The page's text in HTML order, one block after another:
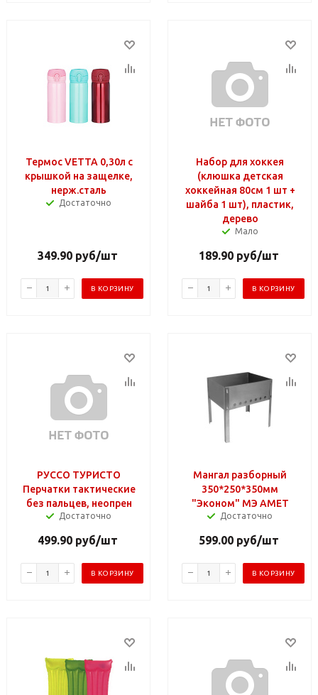
Термос VETTA 0,30л с
крышкой на защелке,
нерж.сталь
Достаточно
349.90руб/шт
В КОРЗИНУ
Набор для хоккея
(клюшка детская
хоккейная 80см 1 шт +
шайба 1 шт), пластик,
дерево
Мало
189.90руб/шт
В КОРЗИНУ
РУССО ТУРИСТО
Перчатки тактические
без пальцев, неопрен
Достаточно
499.90руб/шт
В КОРЗИНУ
Мангал разборный
350*250*350мм
"Эконом" МЭ АМЕТ
Достаточно
599.00руб/шт
В КОРЗИНУ